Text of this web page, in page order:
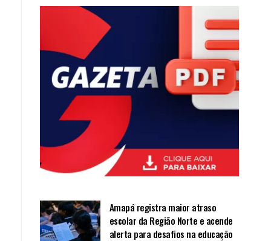
Amapá registra maior atraso
escolar da Região Norte e acende
alerta para desafios na educação